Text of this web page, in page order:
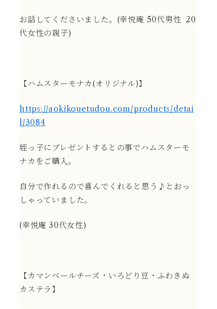
お話してくださいました。(幸悦庵 50代男性 20
代女性の親子)
【ハムスターモナカ(オリジナル)】
https://aokikouetudou.com/products/detai
l/3084
姪っ子にプレゼントするとの事でハムスターモ
ナカをご購入。
自分で作れるので喜んでくれると思う♪とおっ
しゃっていました。
(幸悦庵 30代女性)
【カマンベールチーズ・いろどり豆・ふわきぬ
カステラ】